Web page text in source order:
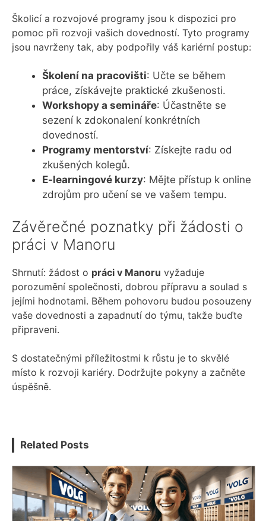
Školicí a rozvojové programy jsou k dispozici pro
pomoc při rozvoji vašich dovedností. Tyto programy
jsou navrženy tak, aby podpořily váš kariérní postup:
Školení na pracovišti: Učte se během
práce, získávejte praktické zkušenosti.
Workshopy a semináře: Účastněte se
sezení k zdokonalení konkrétních
dovedností.
Programy mentorství: Získejte radu od
zkušených kolegů.
E-learningové kurzy: Mějte přístup k online
zdrojům pro učení se ve vašem tempu.
Závěrečné poznatky při žádosti o
práci v Manoru
Shrnutí: žádost o práci v Manoru vyžaduje
porozumění společnosti, dobrou přípravu a soulad s
jejími hodnotami. Během pohovoru budou posouzeny
vaše dovednosti a zapadnutí do týmu, takže buďte
připraveni.
S dostatečnými příležitostmi k růstu je to skvělé
místo k rozvoji kariéry. Dodržujte pokyny a začněte
úspěšně.
Related Posts